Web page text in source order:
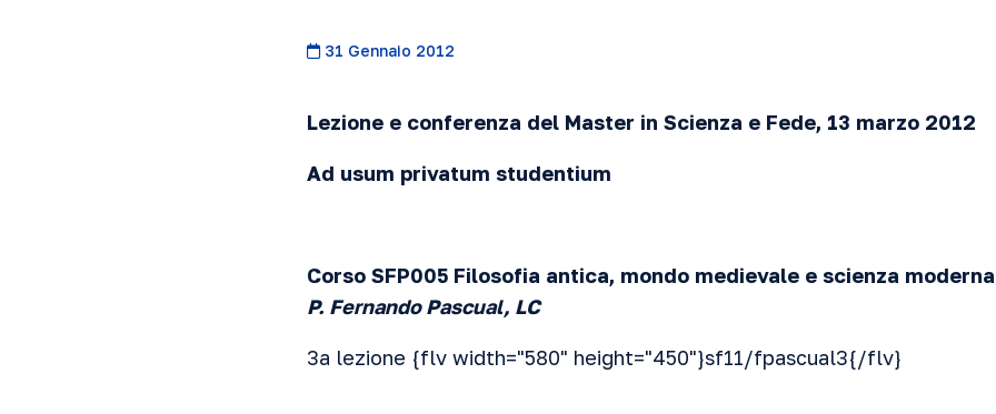
31 Gennaio 2012
Lezione e conferenza del Master in Scienza e Fede, 13 marzo 2012
Ad usum privatum studentium
Corso SFP005 Filosofia antica, mondo medievale e scienza moderna
P. Fernando Pascual, LC
3a lezione {flv width="580" height="450"}sf11/fpascual3{/flv}